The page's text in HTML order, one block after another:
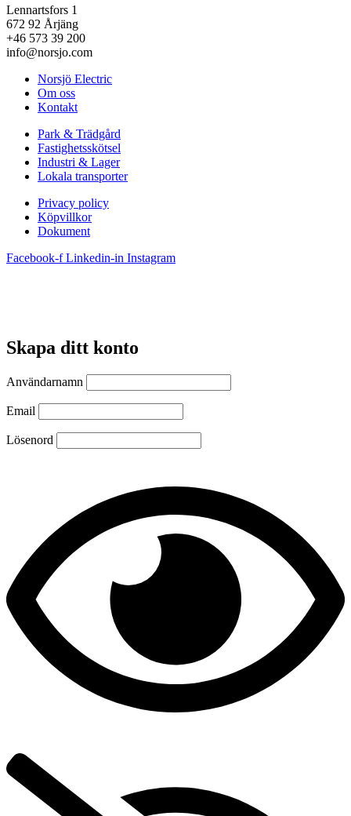
Lennartsfors 1
672 92 Årjäng
+46 573 39 200
info@norsjo.com
Norsjö Electric
Om oss
Kontakt
Park & Trädgård
Fastighetsskötsel
Industri & Lager
Lokala transporter
Privacy policy
Köpvillkor
Dokument
Facebook-f Linkedin-in Instagram
Skapa ditt konto
Användarnamn
Email
Lösenord